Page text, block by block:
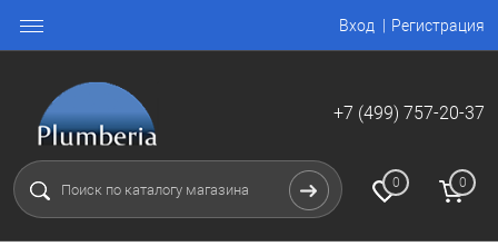
Вход Регистрация
+7 (499) 757-20-37
0 0